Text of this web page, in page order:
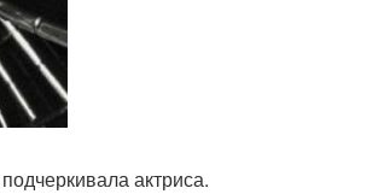
актриса.